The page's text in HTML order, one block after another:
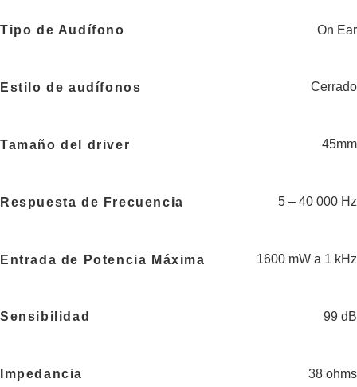
Tipo de Audífono On Ear
Estilo de audífonos Cerrado
Tamaño del driver 45mm
Respuesta de Frecuencia 5 – 40 000 Hz
Entrada de Potencia Máxima 1600 mW a 1 kHz
Sensibilidad 99 dB
Impedancia 38 ohms